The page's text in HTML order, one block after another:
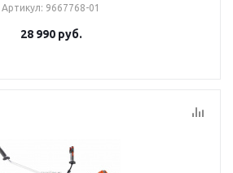
Артикул: 9667768-01
28 990руб.